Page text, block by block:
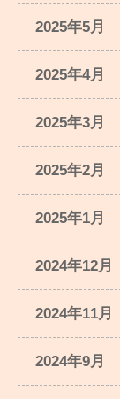
2025年5月
2025年4月
2025年3月
2025年2月
2025年1月
2024年12月
2024年11月
2024年9月